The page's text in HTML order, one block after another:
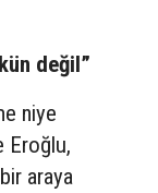
değil”
niye
Eroğlu,
araya